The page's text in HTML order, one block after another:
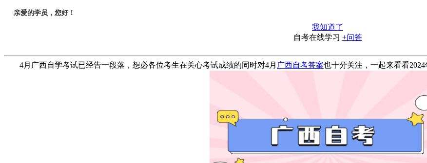
亲爱的学员，您好！
我知道了
自考在线学习 +问答
4月广西自学考试已经告一段落，想必各位考生在关心考试成绩的同时对4月 广西自考答案也十分关注，一起来看看